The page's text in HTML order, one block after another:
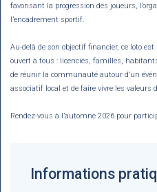
favorisant la progression des joueurs,
l’encadrement sportif.
Au-delà de son objectif financier, ce loto
ouvert à tous : licenciés, familles,
de réunir la communauté autour d’un
associatif local et de faire vivre les valeurs
Rendez-vous à l’automne 2026 pour
Informations